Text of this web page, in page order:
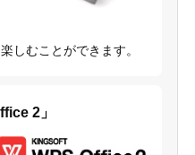
しむことができます。
2」